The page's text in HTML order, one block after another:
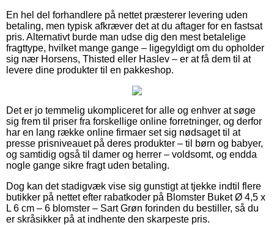
En hel del forhandlere på nettet præsterer levering uden
betaling, men typisk afkræver det at du aftager for en fastsat
pris. Alternativt burde man udse dig den mest betalelige
fragttype, hvilket mange gange – ligegyldigt om du opholder
sig nær Horsens, Thisted eller Haslev – er at få dem til at
levere dine produkter til en pakkeshop.
Det er jo temmelig ukompliceret for alle og enhver at søge
sig frem til priser fra forskellige online forretninger, og derfor
har en lang række online firmaer set sig nødsaget til at
presse prisniveauet på deres produkter – til børn og babyer,
og samtidig også til damer og herrer – voldsomt, og endda
nogle gange sikre fragt uden betaling.
Dog kan det stadigvæk vise sig gunstigt at tjekke indtil flere
butikker på nettet efter rabatkoder på Blomster Buket Ø 4,5 x
L 6 cm – 6 blomster – Sart Grøn forinden du bestiller, så du
er skråsikker på at indhente den skarpeste pris.